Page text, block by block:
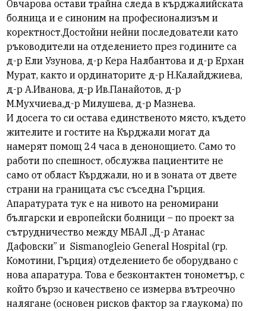
Овчарова остави трайна следа в кърджалийската
болница и е синоним на професионализъм и
коректност.Достойни нейни последователи като
ръководители на отделението през годините са
д-р Ели Узунова, д-р Кера Налбантова и д-р Ерхан
Мурат, както и ординаторите д-р Н.Калайджиева,
д-р А.Иванова, д-р Ив.Панайотов, д-р
М.Мухчиева,д-р Милушева, д-р Мазнева.
И досега то си остава единственото място, където
жителите и гостите на Кърджали могат да
намерят помощ 24 часа в денонощието. Само то
работи по спешност, обслужва пациентите не
само от област Кърджали, но и в зоната от двете
страни на границата със съседна Гърция.
Апаратурата тук е на нивото на реномирани
български и европейски болници – по проект за
сътрудничество между МБАЛ „Д-р Атанас
Дафовски” и Sismanogleio General Hospital (гр.
Комотини, Гърция) отделението бе оборудвано с
нова апаратура. Това е безконтактен тонометър, с
който бързо и качествено се измерва вътреочно
налягане (основен рисков фактор за глаукома) по